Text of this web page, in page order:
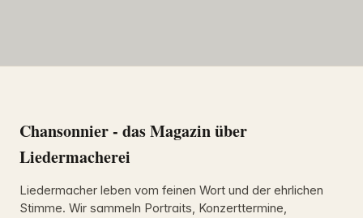
Chansonnier - das Magazin über
Liedermacherei
Liedermacher leben vom feinen Wort und der ehrlichen
Stimme. Wir sammeln Portraits, Konzerttermine,